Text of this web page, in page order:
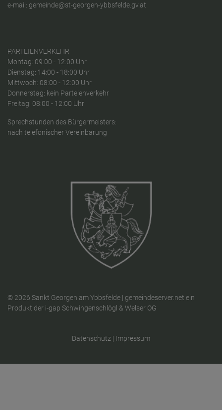
e-mail: gemeinde@st-georgen-ybbsfelde.gv.at
PARTEIENVERKEHR
Montag: 09:00 - 12:00 Uhr
Dienstag: 14:00 - 18:00 Uhr
Mittwoch: 08:00 - 12:00 Uhr
Donnerstag: kein Parteienverkehr
Freitag: 08:00 - 12:00 Uhr
Sprechstunden des Bürgermeisters:
nach telefonischer Vereinbarung
© 2026 Sankt Georgen am Ybbsfelde | gemeindeserver.net ein
Produkt der i-gap Schwingenschlögl & Welser OG
Datenschutz | Impressum